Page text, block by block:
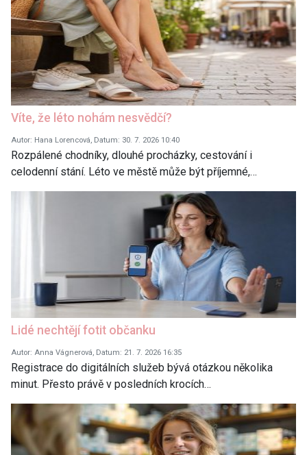
Víte, že léto nohám nesvědčí?
Autor: Hana Lorencová, Datum: 30. 7. 2026 10:40
Rozpálené chodníky, dlouhé procházky, cestování i
celodenní stání. Léto ve městě může být příjemné,…
Lidé nechtějí fotit občanku
Autor: Anna Vágnerová, Datum: 21. 7. 2026 16:35
Registrace do digitálních služeb bývá otázkou několika
minut. Přesto právě v posledních krocích…